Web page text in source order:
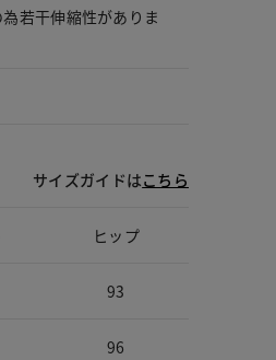
若干伸縮性がありま
サイズガイドはこちら
ヒップ
93
96